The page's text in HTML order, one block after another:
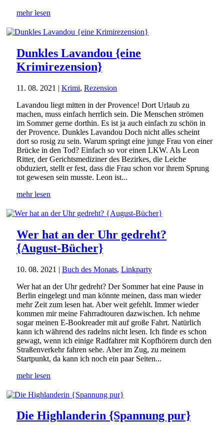
mehr lesen
Dunkles Lavandou {eine
Krimirezension}
11. 08. 2021 | Krimi, Rezension
Lavandou liegt mitten in der Provence! Dort Urlaub zu
machen, muss einfach herrlich sein. Die Menschen strömen
im Sommer gerne dorthin. Es ist ja auch einfach zu schön in
der Provence. Dunkles Lavandou Doch nicht alles scheint
dort so rosig zu sein. Warum springt eine junge Frau von einer
Brücke in den Tod? Einfach so vor einen LKW. Als Leon
Ritter, der Gerichtsmediziner des Bezirkes, die Leiche
obduziert, stellt er fest, dass die Frau schon vor ihrem Sprung
tot gewesen sein musste. Leon ist...
mehr lesen
Wer hat an der Uhr gedreht?
{August-Bücher}
10. 08. 2021 | Buch des Monats, Linkparty
Wer hat an der Uhr gedreht? Der Sommer hat eine Pause in
Berlin eingelegt und man könnte meinen, dass man wieder
mehr Zeit zum lesen hat. Aber weit gefehlt. Immer wieder
kommen mir meine Fahrradtouren dazwischen. Ich nehme
sogar meinen E-Bookreader mit auf große Fahrt. Natürlich
kann ich während des radelns nicht lesen. Ich finde es schon
gewagt, wenn ich einige Radfahrer mit Kopfhörern durch den
Straßenverkehr fahren sehe. Aber im Zug, zu meinem
Startpunkt, da kann ich noch ein paar Seiten...
mehr lesen
Die Highlanderin {Spannung pur}